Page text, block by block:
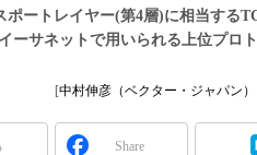
TECHNO-FRONTIER
人テク展
日本ものづくりワールド
組み込みモデリング
車載ソフト開発
ートレイヤー(第4層)に相当する
ーサネットで用いられる上位プロ
[中村伸彦（ベクター・ジャパン）
Share